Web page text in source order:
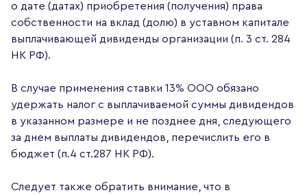
о дате (датах) приобретения (получения) права
собственности на вклад (долю) в уставном капитале
выплачивающей дивиденды организации (п. 3 ст. 284
НК РФ).
В случае применения ставки 13% ООО обязано
удержать налог с выплачиваемой суммы дивидендов
в указанном размере и не позднее дня, следующего
за днем выплаты дивидендов, перечислить его в
бюджет (п.4 ст.287 НК РФ).
Следует также обратить внимание, что в